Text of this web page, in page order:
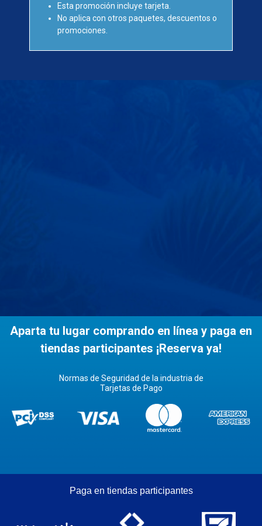
Esta promoción incluye tarjeta.
No aplica con otros paquetes, descuentos o
promociones.
Aparta tu lugar comprando en línea y paga en
tiendas participantes ¡Reserva ya!
Normas de Seguridad de la industria de
Tarjetas de Pago
Paga en tiendas participantes